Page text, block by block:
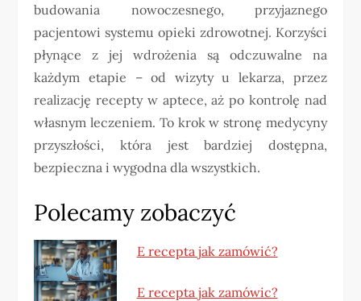
budowania nowoczesnego, przyjaznego
pacjentowi systemu opieki zdrowotnej. Korzyści
płynące z jej wdrożenia są odczuwalne na
każdym etapie – od wizyty u lekarza, przez
realizację recepty w aptece, aż po kontrolę nad
własnym leczeniem. To krok w stronę medycyny
przyszłości, która jest bardziej dostępna,
bezpieczna i wygodna dla wszystkich.
Polecamy zobaczyć
E recepta jak zamówić?
E recepta jak zamówic?